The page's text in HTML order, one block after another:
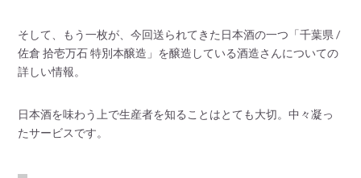
そして、もう一枚が、今回送られてきた日本酒の一つ「千葉県 /
佐倉 拾壱万石 特別本醸造」を醸造している酒造さんについての
詳しい情報。
日本酒を味わう上で生産者を知ることはとても大切。中々凝っ
たサービスです。